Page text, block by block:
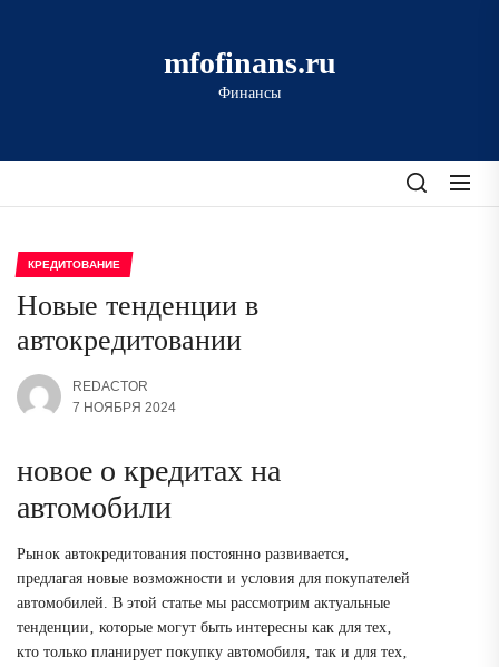
mfofinans.ru
Финансы
КРЕДИТОВАНИЕ
Новые тенденции в
автокредитовании
REDACTOR
7 НОЯБРЯ 2024
новое о кредитах на
автомобили
Рынок автокредитования постоянно развивается‚
предлагая новые возможности и условия для покупателей
автомобилей. В этой статье мы рассмотрим актуальные
тенденции‚ которые могут быть интересны как для тех‚
кто только планирует покупку автомобиля‚ так и для тех‚